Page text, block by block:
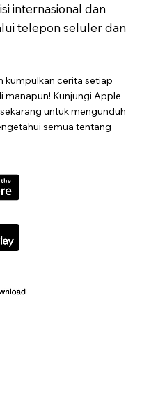
internasional dan
telepon seluler dan
kumpulkan cerita setiap
manapun! Kunjungi Apple
untuk mengunduh
semua tentang